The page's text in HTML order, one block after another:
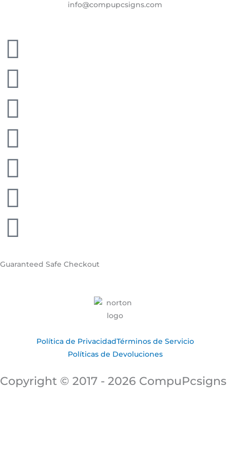
info@compupcsigns.com
Guaranteed Safe Checkout
Política de PrivacidadTérminos de Servicio
Políticas de Devoluciones
Copyright © 2017 - 2026 CompuPcsigns